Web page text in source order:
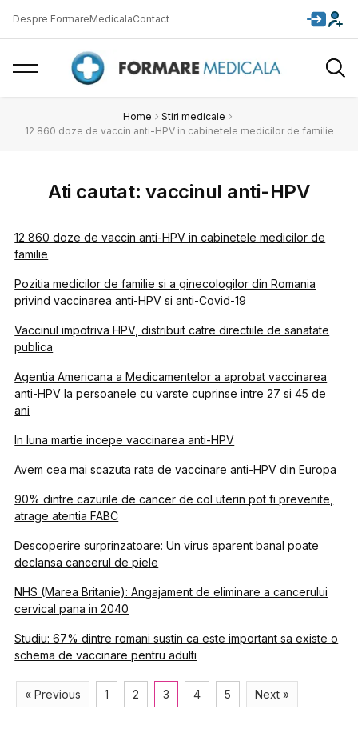
Despre FormareMedicalaContact
Home
Stiri medicale
12 860 doze de vaccin anti-HPV in cabinetele medicilor de familie
Ati cautat: vaccinul anti-HPV
12 860 doze de vaccin anti-HPV in cabinetele medicilor de
familie
Pozitia medicilor de familie si a ginecologilor din Romania
privind vaccinarea anti-HPV si anti-Covid-19
Vaccinul impotriva HPV, distribuit catre directiile de sanatate
publica
Agentia Americana a Medicamentelor a aprobat vaccinarea
anti-HPV la persoanele cu varste cuprinse intre 27 si 45 de
ani
In luna martie incepe vaccinarea anti-HPV
Avem cea mai scazuta rata de vaccinare anti-HPV din Europa
90% dintre cazurile de cancer de col uterin pot fi prevenite,
atrage atentia FABC
Descoperire surprinzatoare: Un virus aparent banal poate
declansa cancerul de piele
NHS (Marea Britanie): Angajament de eliminare a cancerului
cervical pana in 2040
Studiu: 67% dintre romani sustin ca este important sa existe o
schema de vaccinare pentru adulti
« Previous 1 2 3 4 5 Next »